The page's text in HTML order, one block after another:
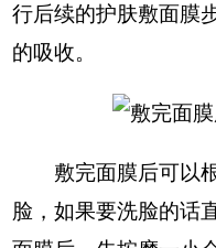
行后续的护肤敷面膜
的吸收。
敷完面膜后可以
脸，如果要洗脸的话